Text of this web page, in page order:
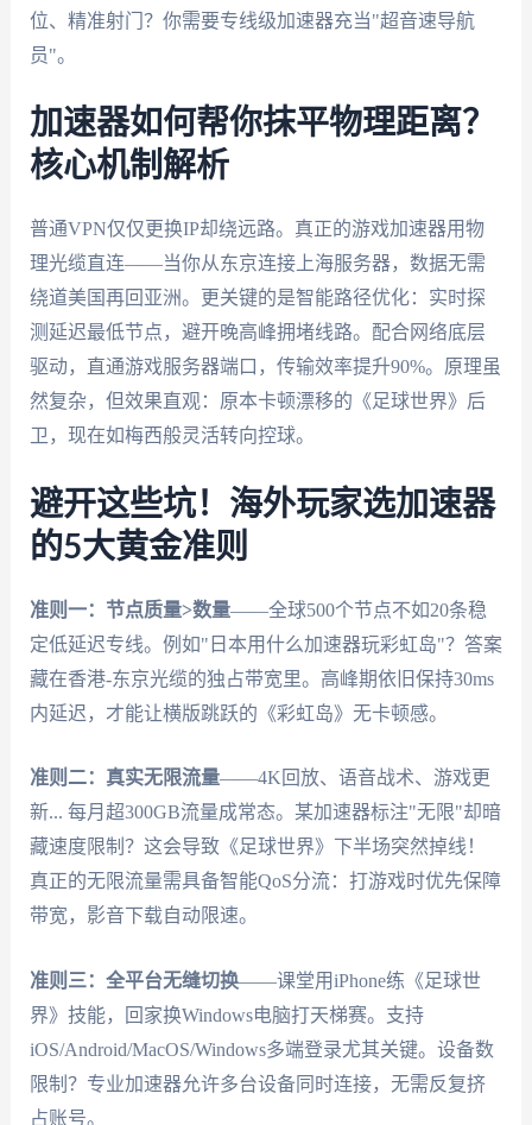
位、精准射门？你需要专线级加速器充当"超音速导航
员"。
加速器如何帮你抹平物理距离？
核心机制解析
普通VPN仅仅更换IP却绕远路。真正的游戏加速器用物
理光缆直连——当你从东京连接上海服务器，数据无需
绕道美国再回亚洲。更关键的是智能路径优化：实时探
测延迟最低节点，避开晚高峰拥堵线路。配合网络底层
驱动，直通游戏服务器端口，传输效率提升90%。原理虽
然复杂，但效果直观：原本卡顿漂移的《足球世界》后
卫，现在如梅西般灵活转向控球。
避开这些坑！海外玩家选加速器
的5大黄金准则
准则一：节点质量>数量——全球500个节点不如20条稳
定低延迟专线。例如"日本用什么加速器玩彩虹岛"？答案
藏在香港-东京光缆的独占带宽里。高峰期依旧保持30ms
内延迟，才能让横版跳跃的《彩虹岛》无卡顿感。
准则二：真实无限流量——4K回放、语音战术、游戏更
新... 每月超300GB流量成常态。某加速器标注"无限"却暗
藏速度限制？这会导致《足球世界》下半场突然掉线！
真正的无限流量需具备智能QoS分流：打游戏时优先保障
带宽，影音下载自动限速。
准则三：全平台无缝切换——课堂用iPhone练《足球世
界》技能，回家换Windows电脑打天梯赛。支持
iOS/Android/MacOS/Windows多端登录尤其关键。设备数
限制？专业加速器允许多台设备同时连接，无需反复挤
占账号。